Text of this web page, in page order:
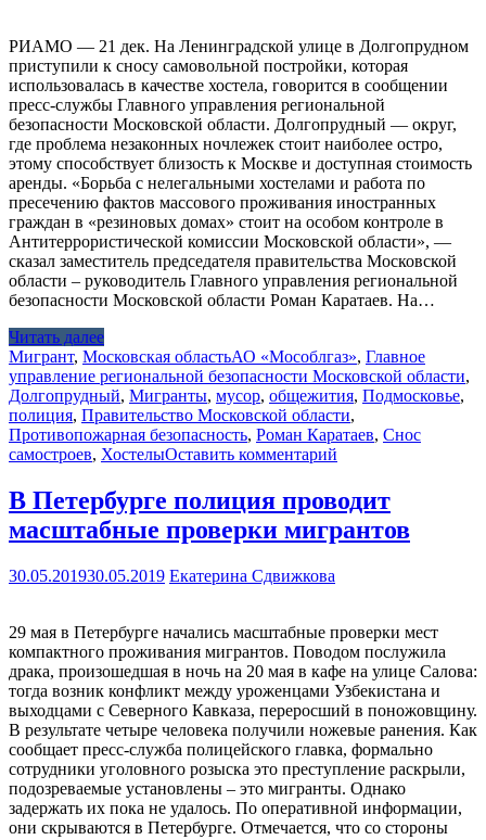
РИАМО — 21 дек. На Ленинградской улице в Долгопрудном
приступили к сносу самовольной постройки, которая
использовалась в качестве хостела, говорится в сообщении
пресс-службы Главного управления региональной
безопасности Московской области. Долгопрудный — округ,
где проблема незаконных ночлежек стоит наиболее остро,
этому способствует близость к Москве и доступная стоимость
аренды. «Борьба с нелегальными хостелами и работа по
пресечению фактов массового проживания иностранных
граждан в «резиновых домах» стоит на особом контроле в
Антитеррористической комиссии Московской области», —
сказал заместитель председателя правительства Московской
области – руководитель Главного управления региональной
безопасности Московской области Роман Каратаев. На…
Читать далее
Мигрант, Московская областьАО «Мособлгаз», Главное
управление региональной безопасности Московской области,
Долгопрудный, Мигранты, мусор, общежития, Подмосковье,
полиция, Правительство Московской области,
Противопожарная безопасность, Роман Каратаев, Снос
самостроев, ХостелыОставить комментарий
В Петербурге полиция проводит
масштабные проверки мигрантов
30.05.201930.05.2019 Екатерина Сдвижкова
29 мая в Петербурге начались масштабные проверки мест
компактного проживания мигрантов. Поводом послужила
драка, произошедшая в ночь на 20 мая в кафе на улице Салова:
тогда возник конфликт между уроженцами Узбекистана и
выходцами с Северного Кавказа, переросший в поножовщину.
В результате четыре человека получили ножевые ранения. Как
сообщает пресс-служба полицейского главка, формально
сотрудники уголовного розыска это преступление раскрыли,
подозреваемые установлены – это мигранты. Однако
задержать их пока не удалось. По оперативной информации,
они скрываются в Петербурге. Отмечается, что со стороны